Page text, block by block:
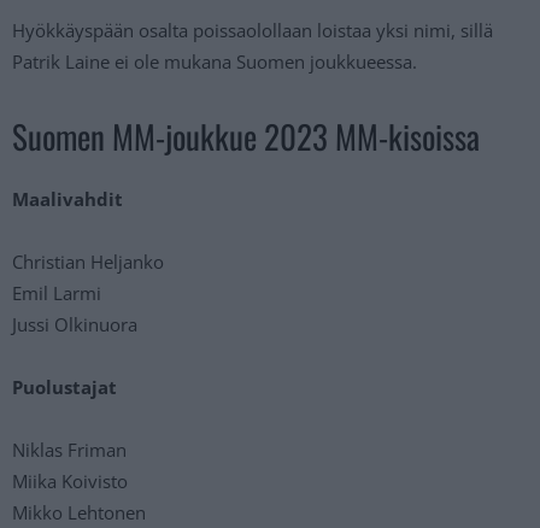
Hyökkäyspään osalta poissaolollaan loistaa yksi nimi, sillä
Patrik Laine ei ole mukana Suomen joukkueessa.
Suomen MM-joukkue 2023 MM-kisoissa
Maalivahdit
Christian Heljanko
Emil Larmi
Jussi Olkinuora
Puolustajat
Niklas Friman
Miika Koivisto
Mikko Lehtonen